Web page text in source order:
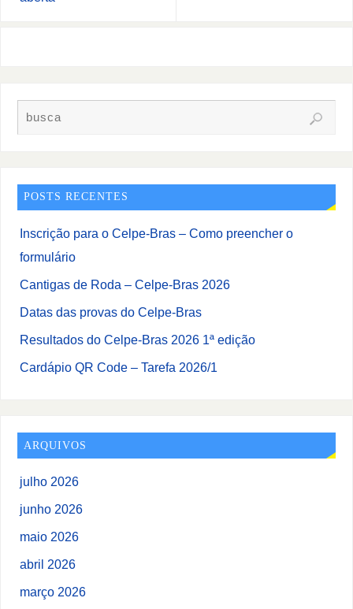
POSTS RECENTES
Inscrição para o Celpe-Bras – Como preencher o
formulário
Cantigas de Roda – Celpe-Bras 2026
Datas das provas do Celpe-Bras
Resultados do Celpe-Bras 2026 1ª edição
Cardápio QR Code – Tarefa 2026/1
ARQUIVOS
julho 2026
junho 2026
maio 2026
abril 2026
março 2026